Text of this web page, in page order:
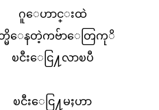
ဂူေဟာင္းထဲ
မိေနတဲ့ကဗ်ာေတြကုိ
ၿငီးေငြ႔လာၿပီ
ၿငီးေငြ႔မႈဟာ